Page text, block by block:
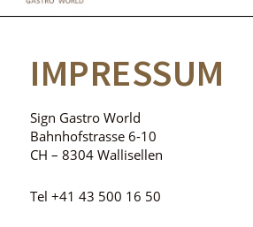
IMPRESSUM
Sign Gastro World
Bahnhofstrasse 6-10
CH – 8304 Wallisellen
Tel +41 43 500 16 50